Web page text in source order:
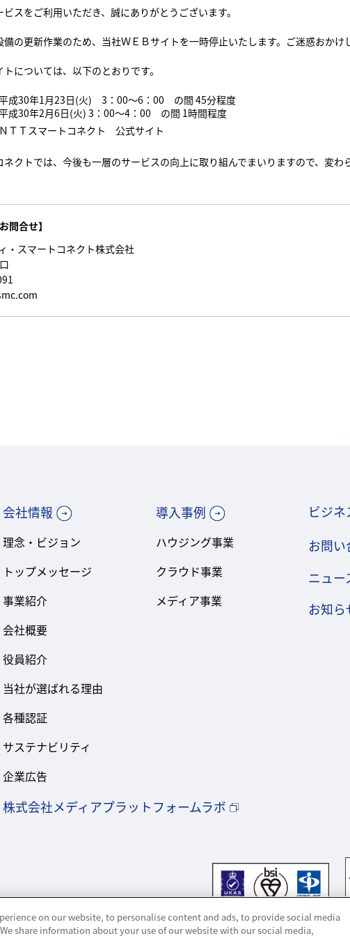
スをご利用いただき、誠にありがとうございます。
の更新作業のため、当社ＷＥＢサイトを一時停止いたします。ご迷惑おかけ
については、以下のとおりです。
成30年1月23日(火) 3：00～6：00 の間 45分程度
成30年2月6日(火) 3：00～4：00 の間 1時間程度
ＮＴＴスマートコネクト 公式サイト
クトでは、今後も一層のサービスの向上に取り組んでまいりますので、変わ
問合せ】
・スマートコネクト株式会社
会社情報
理念・ビジョン
トップメッセージ
事業紹介
会社概要
役員紹介
当社が選ばれる理由
各種認証
サステナビリティ
企業広告
株式会社メディアプラットフォームラボ
導入事例
ハウジング事業
クラウド事業
メディア事業
ビジ
お問
ニュー
お知ら
on our website, to personalise content and ads, to provide social media
share information about your use of our website with our social media,